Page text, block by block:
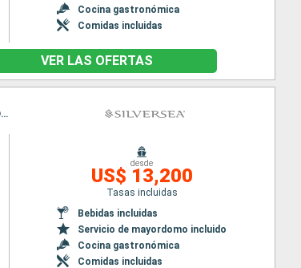
Cocina gastronómica
Comidas incluidas
VER LAS OFERTAS
Itinerario : Southampton, Portsmouth, St Peter Port, Falmouth, Fishguard, Liverpool, Londonderry, Dundee, Dover
desde
US$ 13,200
Tasas incluidas
Bebidas incluidas
Servicio de mayordomo incluido
Cocina gastronómica
Comidas incluidas